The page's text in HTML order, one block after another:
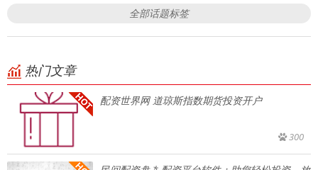
全部话题标签
热门文章
配资世界网 道琼斯指数期货投资开户
300